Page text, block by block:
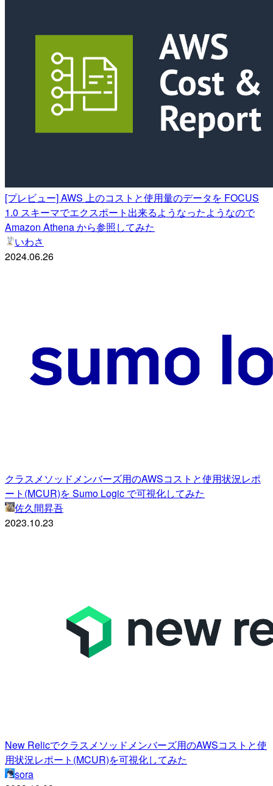
[プレビュー] AWS 上のコストと使用量のデータを FOCUS
1.0 スキーマでエクスポート出来るようなったようなので
Amazon Athena から参照してみた
いわさ
2024.06.26
クラスメソッドメンバーズ用のAWSコストと使用状況レポ
ート(MCUR)を Sumo Logic で可視化してみた
佐久間昇吾
2023.10.23
New Relicでクラスメソッドメンバーズ用のAWSコストと使
用状況レポート(MCUR)を可視化してみた
sora